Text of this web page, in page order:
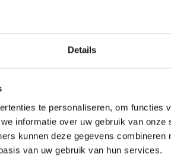
Details
te personaliseren, om functies
informatie over uw gebruik van
kunnen deze gegevens combineren
van uw gebruik van hun services.